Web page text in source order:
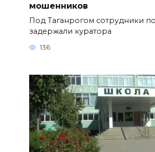
мошенников
Под Таганрогом сотрудники
задержали куратора
136